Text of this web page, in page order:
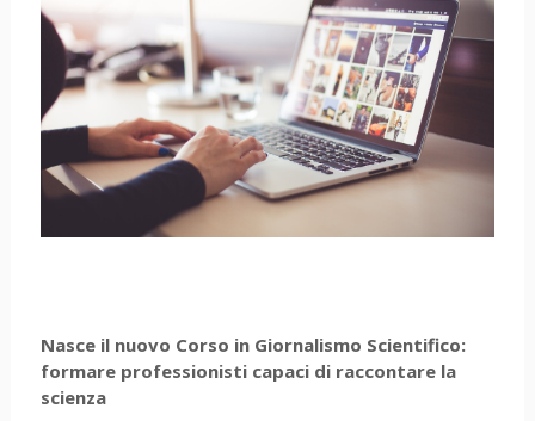
Nasce il nuovo Corso in Giornalismo Scientifico:
formare professionisti capaci di raccontare la
scienza